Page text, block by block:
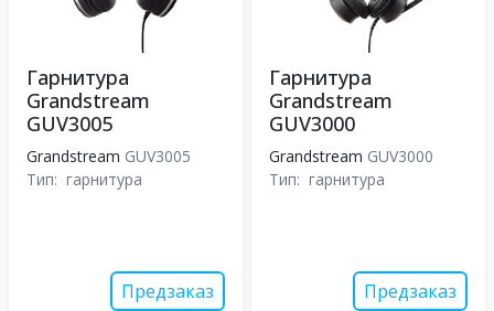
Гарнитура
Grandstream
GUV3005
Grandstream GUV3005
Тип: гарнитура
Предзаказ
Гарнитура
Grandstream
GUV3000
Grandstream GUV3000
Тип: гарнитура
Предзаказ